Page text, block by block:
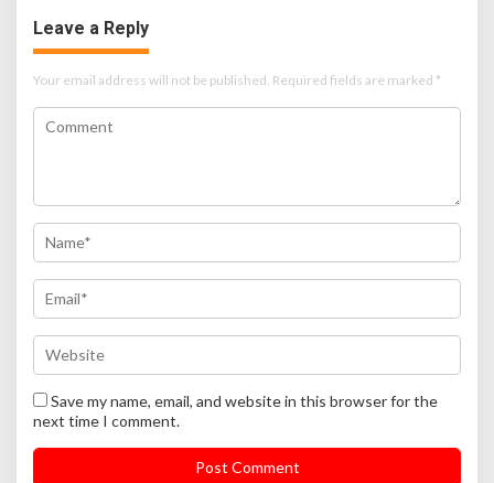
Leave a Reply
Your email address will not be published. Required fields are marked *
Save my name, email, and website in this browser for the
next time I comment.